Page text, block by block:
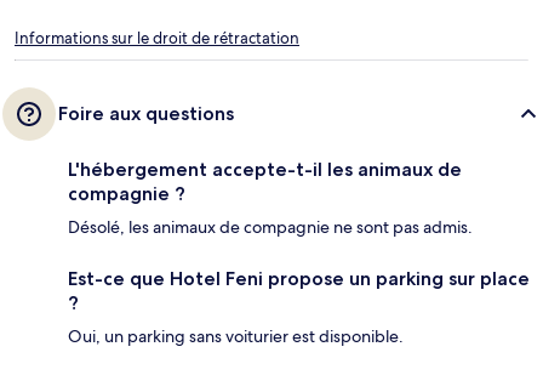
Informations sur le droit de rétractation
Foire aux questions
L'hébergement accepte-t-il les animaux de
compagnie ?
Désolé, les animaux de compagnie ne sont pas admis.
Est-ce que Hotel Feni propose un parking sur place
?
Oui, un parking sans voiturier est disponible.